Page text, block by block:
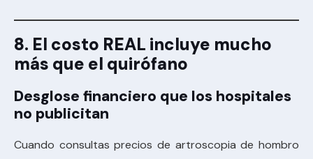
8. El costo REAL incluye mucho
más que el quirófano
Desglose financiero que los hospitales
no publicitan
Cuando consultas precios de artroscopia de hombro